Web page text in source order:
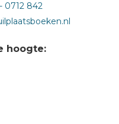
0712 842
hoogte: